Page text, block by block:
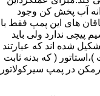
آب پخش کن وجود
های این پمپ فقط با
پیچی ندارد ولی باید
شده اند که عبارتند
( که بدنه ثابت
در پمپ سیرکولاتور